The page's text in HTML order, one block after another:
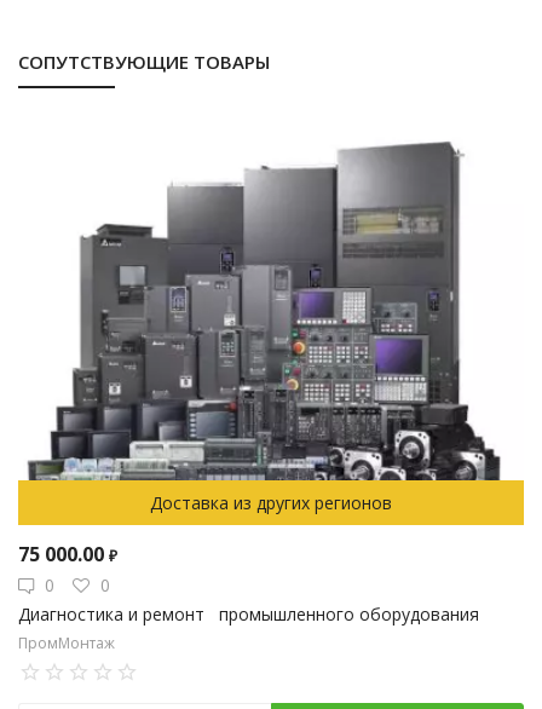
СОПУТСТВУЮЩИЕ ТОВАРЫ
Доставка из других регионов
75 000.00 ₽
0
0
Диагностика и ремонт промышленного оборудования
ПромМонтаж